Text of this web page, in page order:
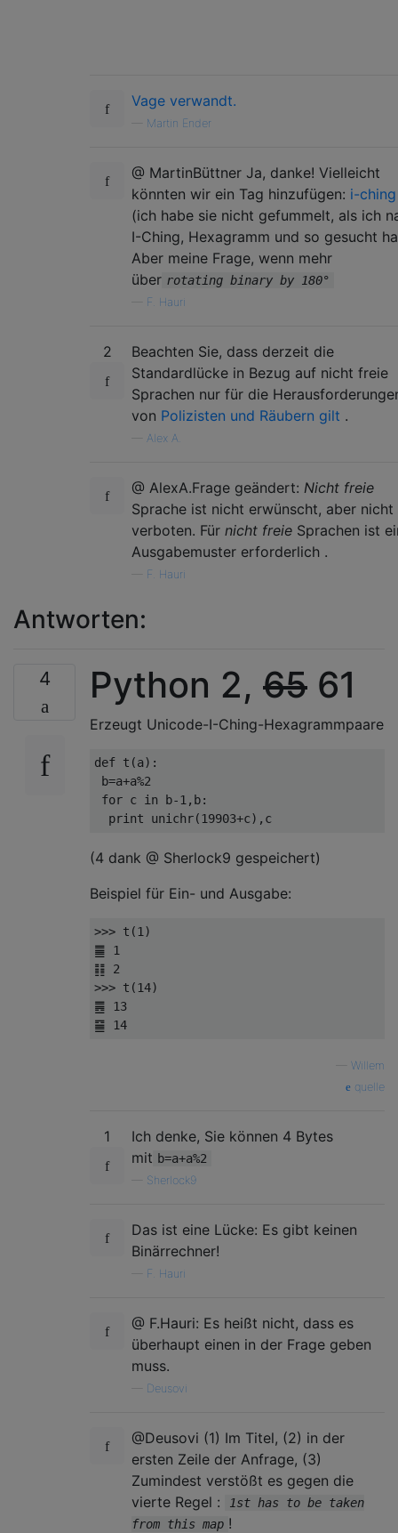
Vage verwandt.
Martin Ender
@ MartinBüttner Ja, danke! Vielleicht
könnten wir ein Tag hinzufügen: i-ching
(ich habe sie nicht gefummelt, als ich
I-Ching, Hexagramm und so gesucht
Aber meine Frage, wenn mehr
über rotating binary by 180°
F. Hauri
2
Beachten Sie, dass derzeit die
Standardlücke in Bezug auf nicht freie
Sprachen nur für die
von Polizisten und Räubern gilt .
Alex A.
@ AlexA.Frage geändert: Nicht freie
Sprache ist nicht erwünscht, aber nicht
verboten. Für nicht freie Sprachen ist
Ausgabemuster erforderlich .
F. Hauri
Antworten:
4 Python 2, 65 61
Erzeugt Unicode-I-Ching-Hexagrammpaare
def t(a):
b=a+a%2
for c in b-1,b:
(4 dank @ Sherlock9 gespeichert)
Beispiel für Ein- und Ausgabe:
>>> t(1)
䷀ 1
䷁ 2
>>> t(14)
䷌ 13
Willem
quelle
1
Ich denke, Sie können 4 Bytes
mit b=a+a%2
Sherlock9
Das ist eine Lücke: Es gibt keinen
Binärrechner!
F. Hauri
@ F.Hauri: Es heißt nicht, dass es
überhaupt einen in der Frage geben
muss.
Deusovi
@Deusovi (1) Im Titel, (2) in der
ersten Zeile der Anfrage, (3)
Zumindest verstößt es gegen die
vierte Regel :
1st has to be taken
from this map !